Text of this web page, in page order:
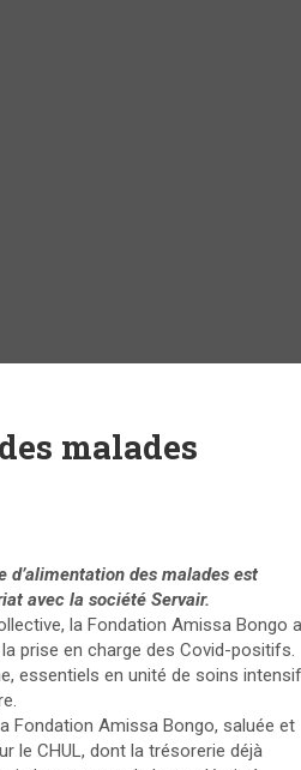
malades
d’alimentation des malades est
avec la société Servair.
la Fondation Amissa Bongo a
prise en charge des Covid-positifs.
essentiels en unité de soins
Fondation Amissa Bongo, saluée et
le CHUL, dont la trésorerie déjà